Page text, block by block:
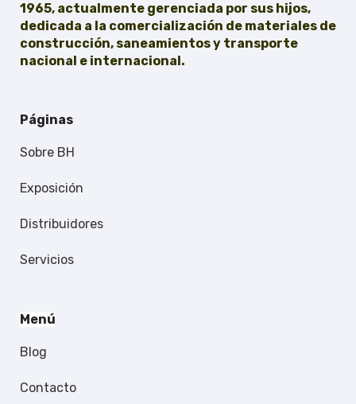
1965, actualmente gerenciada por sus hijos,
dedicada a la comercialización de materiales de
construcción, saneamientos y transporte
nacional e internacional.
Páginas
Sobre BH
Exposición
Distribuidores
Servicios
Menú
Blog
Contacto